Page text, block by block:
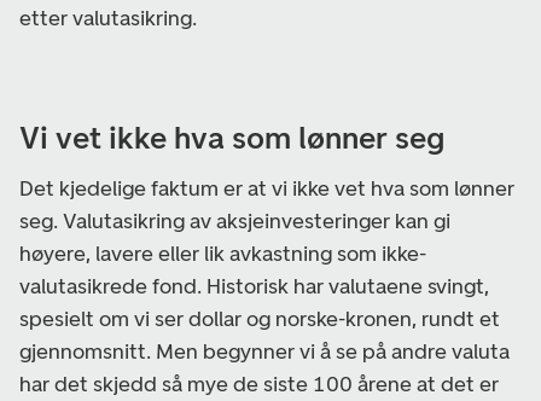
etter valutasikring.
Vi vet ikke hva som lønner seg
Det kjedelige faktum er at vi ikke vet hva som lønner
seg. Valutasikring av aksjeinvesteringer kan gi
høyere, lavere eller lik avkastning som ikke-
valutasikrede fond. Historisk har valutaene svingt,
spesielt om vi ser dollar og norske-kronen, rundt et
gjennomsnitt. Men begynner vi å se på andre valuta
har det skjedd så mye de siste 100 årene at det er